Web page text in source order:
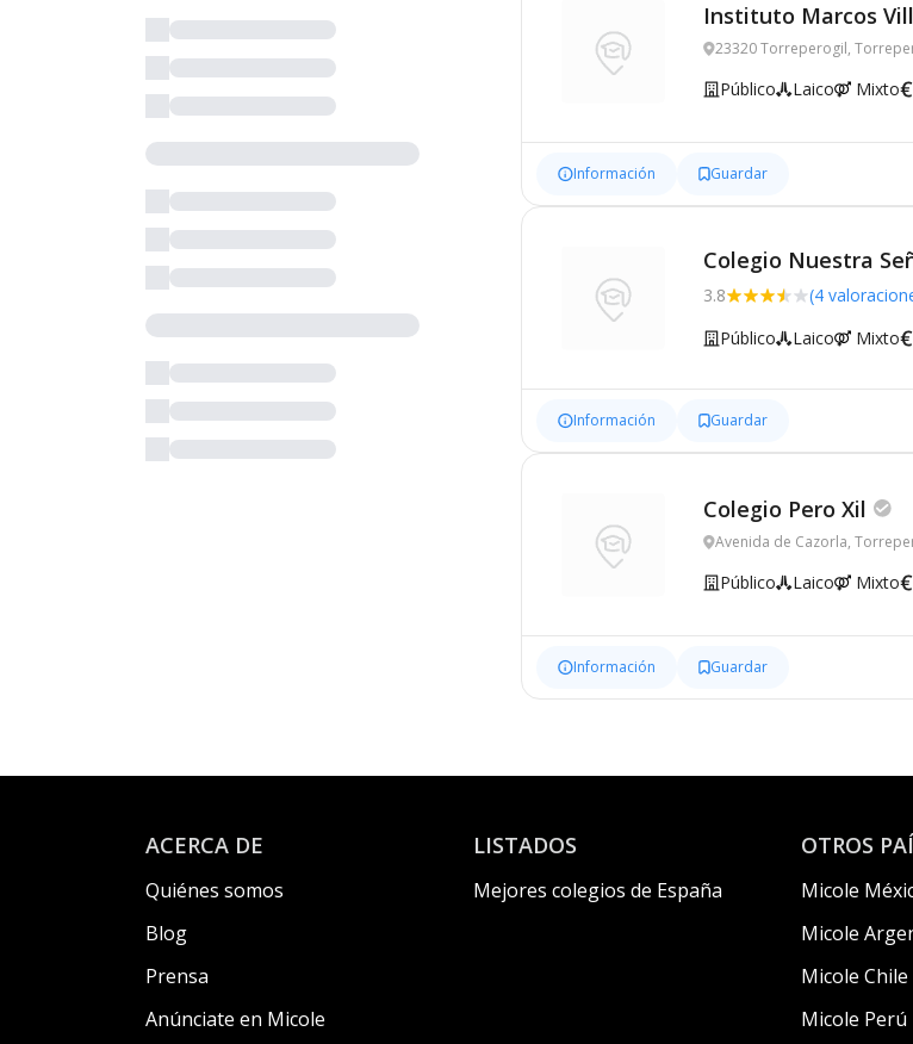
Instituto Marcos
23320 Torreperogil,
Público Laico Mixto
Información Guardar
Colegio Nuestra
3.8 (4
Público Laico Mixto
Información Guardar
Colegio Pero Xil
Avenida de Cazorla,
Público Laico Mixto
Información Guardar
ACERCA DE
Quiénes somos
Blog
Prensa
Anúnciate en Micole
LISTADOS
Mejores colegios de España
OTROS
Micole
Micole
Micole Chile
Micole Perú